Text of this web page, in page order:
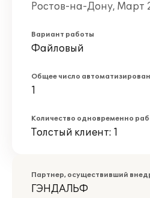
Ростов-на-Дону, Март
Вариант работы
Файловый
Общее число
1
Количество одновременно
Толстый клиент: 1
Партнер, осуществивший
ГЭНДАЛЬФ